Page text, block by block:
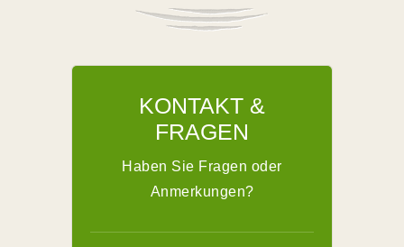
KONTAKT &
FRAGEN
Haben Sie Fragen oder
Anmerkungen?